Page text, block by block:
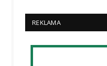
REKLAMA